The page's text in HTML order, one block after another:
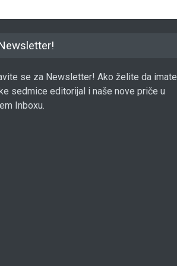
se za Newsletter! Ako želite da imate
sedmice editorijal i naše nove priče u
Inboxu.